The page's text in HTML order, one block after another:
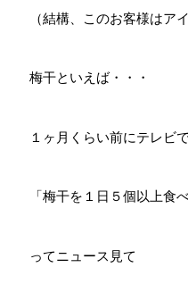
（結構、このお客様はア
梅干といえば・・・
１ヶ月くらい前にテレビ
「梅干を１日５個以上食
ってニュース見て